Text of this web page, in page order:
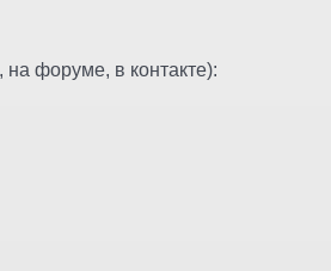
на форуме, в контакте):